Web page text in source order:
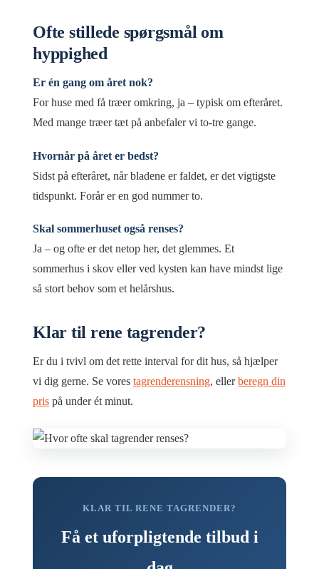
Ofte stillede spørgsmål om
hyppighed
Er én gang om året nok?
For huse med få træer omkring, ja – typisk om efteråret.
Med mange træer tæt på anbefaler vi to-tre gange.
Hvornår på året er bedst?
Sidst på efteråret, når bladene er faldet, er det vigtigste
tidspunkt. Forår er en god nummer to.
Skal sommerhuset også renses?
Ja – og ofte er det netop her, det glemmes. Et
sommerhus i skov eller ved kysten kan have mindst lige
så stort behov som et helårshus.
Klar til rene tagrender?
Er du i tvivl om det rette interval for dit hus, så hjælper
vi dig gerne. Se vores tagrenderensning, ellerberegn din
pris på under ét minut.
KLAR TIL RENE TAGRENDER?
Få et uforpligtende tilbud i